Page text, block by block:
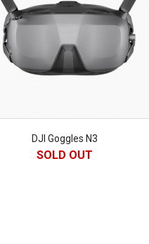
DJI Goggles N3
SOLD OUT